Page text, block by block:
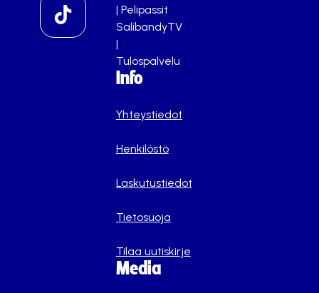
| Pelipassit
SalibandyTV
|
Tulospalvelu
Info
Yhteystiedot
Henkilöstö
Laskutustiedot
Tietosuoja
Tilaa uutiskirje
Media